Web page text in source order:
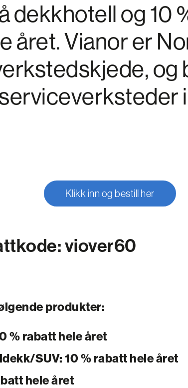
dekkhotell og 10
året. Vianor er
og
i
Klikk inn og bestill her
viover60
produkter:
% rabatt hele året
SUV: 10 % rabatt hele året
hele året